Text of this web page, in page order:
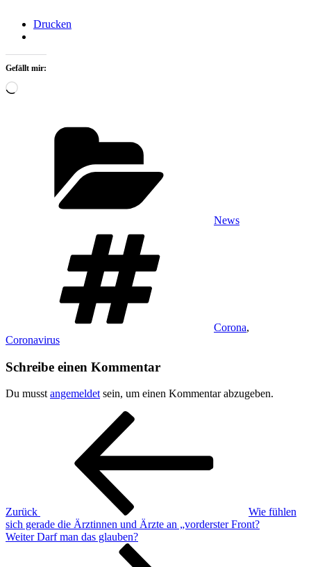
Drucken
Gefällt mir:
Wird
News
Corona,
Coronavirus
Schreibe einen Kommentar
Du musst angemeldet sein, um einen Kommentar abzugeben.
Beitragsnavigation
Zurück
Wie fühlen
sich gerade die Ärztinnen und Ärzte an „vorderster Front?
Nächster
Weiter Darf man das glauben?